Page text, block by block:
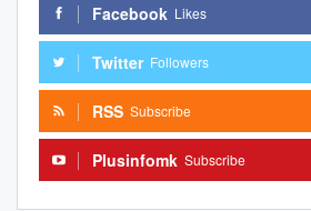
Facebook Likes
Twitter Followers
RSS Subscribe
Plusinfomk Subscribe